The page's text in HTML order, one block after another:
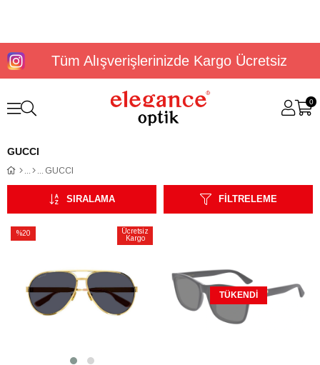
Tüm Alışverişlerinizde Kargo Ücretsiz
0
GUCCI
GUCCI
FILTRELEME
SIRALAMA
%20
Ücretsiz
Kargo
TÜKENDI